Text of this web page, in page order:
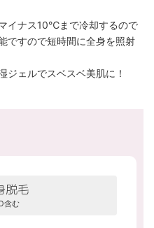
イナス10℃まで冷却するので
ですので短時間に全身を照射
ジェルでスベスベ美肌に！
脱毛
含む